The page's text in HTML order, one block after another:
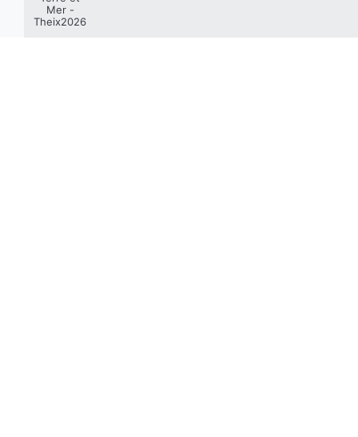
Mer -
Theix2026